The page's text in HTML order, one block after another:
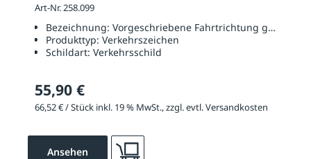
Art-Nr. 258.099
Bezeichnung: Vorgeschriebene Fahrtrichtung geradeaus
Produkttyp: Verkehrszeichen
Schildart: Verkehrsschild
55,90 €
66,52 € / Stück inkl. 19 % MwSt., zzgl. evtl. Versandkosten
Ansehen